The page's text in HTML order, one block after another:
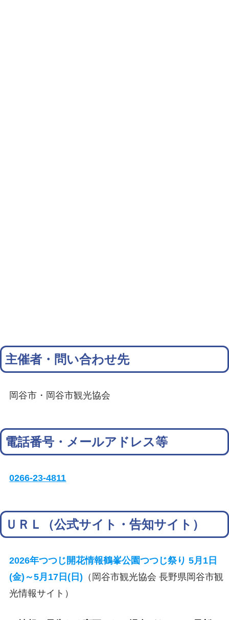
主催者・問い合わせ先
岡谷市・岡谷市観光協会
電話番号・メールアドレス等
0266-23-4811
ＵＲＬ（公式サイト・告知サイト）
2026年つつじ開花情報鶴峯公園つつじ祭り 5月1日
(金)～5月17日(日) （岡谷市観光協会 長野県岡谷市観
光情報サイト）